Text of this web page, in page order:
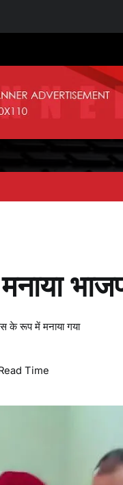
के रूप में मनाया गया
Time